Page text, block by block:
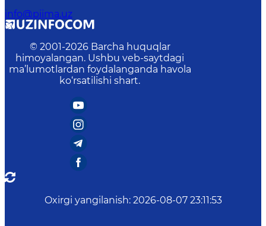
info@piima.uz
© 2001-2026 Barcha huquqlar
himoyalangan. Ushbu veb-saytdagi
ma’lumotlardan foydalanganda havola
ko‘rsatilishi shart.
Oxirgi yangilanish: 2026-08-07 23:11:53